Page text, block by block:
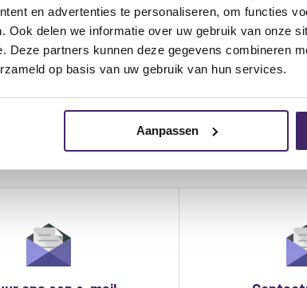
en advertenties te personaliseren, om functies
Ook delen we informatie over uw gebruik van onze
Deze partners kunnen deze gegevens combineren
op basis van uw gebruik van hun services.
Aanpassen
platform laptop beamer platform: